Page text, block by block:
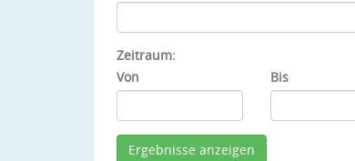
Zeitraum:
Von
Bis